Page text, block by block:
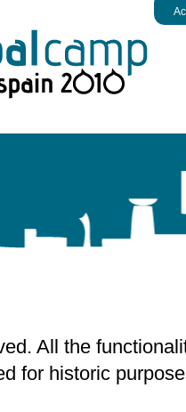
All the
for historic